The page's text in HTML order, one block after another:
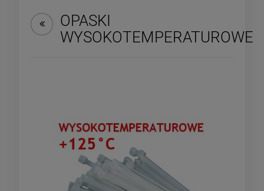
OPASKI
WYSOKOTEMPERATUROWE